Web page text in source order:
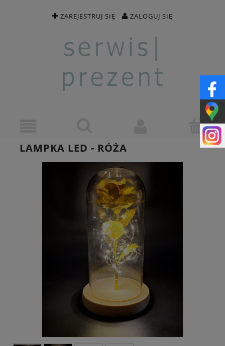
ZAREJESTRUJ SIĘ ZALOGUJ SIĘ
LAMPKA LED - RÓŻA